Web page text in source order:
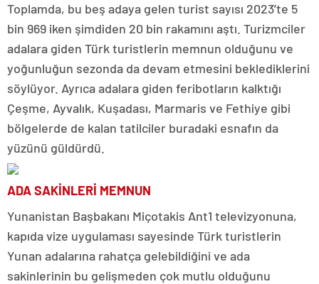
Toplamda, bu beş adaya gelen turist sayısı 2023’te 5
bin 969 iken şimdiden 20 bin rakamını aştı. Turizmciler
adalara giden Türk turistlerin memnun olduğunu ve
yoğunluğun sezonda da devam etmesini beklediklerini
söylüyor. Ayrıca adalara giden feribotların kalktığı
Çeşme, Ayvalık, Kuşadası, Marmaris ve Fethiye gibi
bölgelerde de kalan tatilciler buradaki esnafın da
yüzünü güldürdü.
ADA SAKİNLERİ MEMNUN
Yunanistan Başbakanı Miçotakis Ant1 televizyonuna,
kapıda vize uygulaması sayesinde Türk turistlerin
Yunan adalarına rahatça gelebildiğini ve ada
sakinlerinin bu gelişmeden çok mutlu olduğunu